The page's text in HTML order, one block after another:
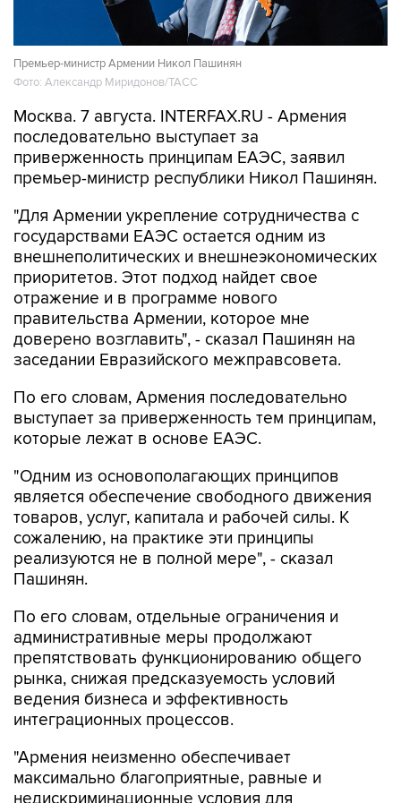
Премьер-министр Армении Никол Пашинян
Фото: Александр Миридонов/ТАСС
Москва. 7 августа. INTERFAX.RU - Армения
последовательно выступает за
приверженность принципам ЕАЭС, заявил
премьер-министр республики Никол Пашинян.
"Для Армении укрепление сотрудничества с
государствами ЕАЭС остается одним из
внешнеполитических и внешнеэкономических
приоритетов. Этот подход найдет свое
отражение и в программе нового
правительства Армении, которое мне
доверено возглавить", - сказал Пашинян на
заседании Евразийского межправсовета.
По его словам, Армения последовательно
выступает за приверженность тем принципам,
которые лежат в основе ЕАЭС.
"Одним из основополагающих принципов
является обеспечение свободного движения
товаров, услуг, капитала и рабочей силы. К
сожалению, на практике эти принципы
реализуются не в полной мере", - сказал
Пашинян.
По его словам, отдельные ограничения и
административные меры продолжают
препятствовать функционированию общего
рынка, снижая предсказуемость условий
ведения бизнеса и эффективность
интеграционных процессов.
"Армения неизменно обеспечивает
максимально благоприятные, равные и